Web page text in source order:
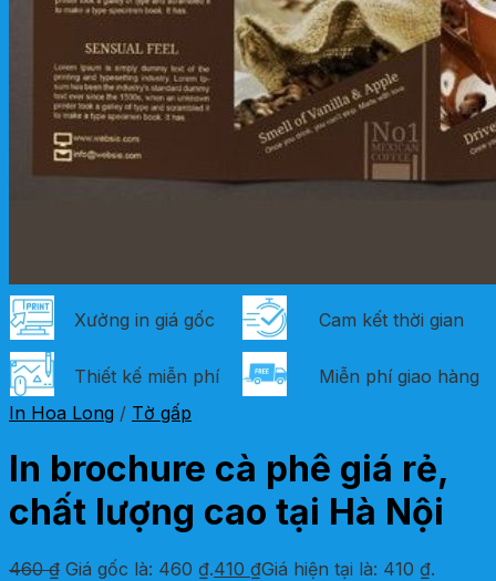
Xưởng in giá gốc Cam kết thời gian
Thiết kế miễn phí
Miễn phí giao hàng
In Hoa Long / Tờ gấp
In brochure cà phê giá rẻ,
chất lượng cao tại Hà Nội
460₫ Giá gốc là: 460 ₫.410 ₫Giá hiện tại là: 410 ₫.